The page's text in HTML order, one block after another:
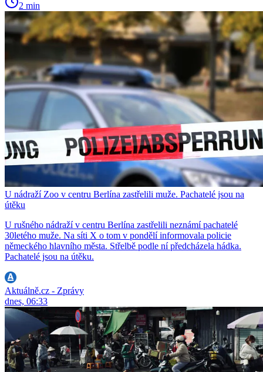
2 min
U nádraží Zoo v centru Berlína zastřelili muže. Pachatelé jsou na
útěku
U rušného nádraží v centru Berlína zastřelili neznámí pachatelé
30letého muže. Na síti X o tom v pondělí informovala policie
německého hlavního města. Střelbě podle ní předcházela hádka.
Pachatelé jsou na útěku.
Aktuálně.cz - Zprávy
dnes, 06:33